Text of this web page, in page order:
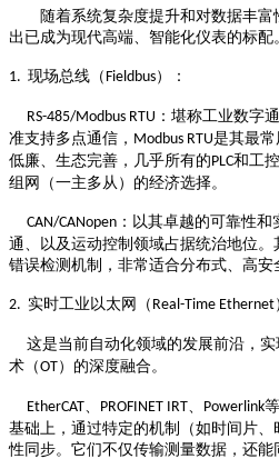
随着系统复杂度提升和对数据丰
出已成为现代高端、智能化仪表的标配
1. 现场总线（ Fieldbus）：
RS-485/Modbus RTU ：堪称工业数字
准支持多点通信， Modbus RTU是其最
低廉、生态完善，几乎所有的 PLC和工
组网（一主多从）的经济选择。
CAN/CANopen ：以其卓越的可靠性
通、以及运动控制领域占据统治地位
错误检测机制，非常适合分布式、高安
2. 实时工业以太网（ Real-Time Ethernet
这是当前自动化领域的发展前沿，
术（OT）的深度融合。
EtherCAT PROFINET IRT Powerlink
基础上，通过特定的机制（如时间片
性同步。它们不仅传输测量数据，还